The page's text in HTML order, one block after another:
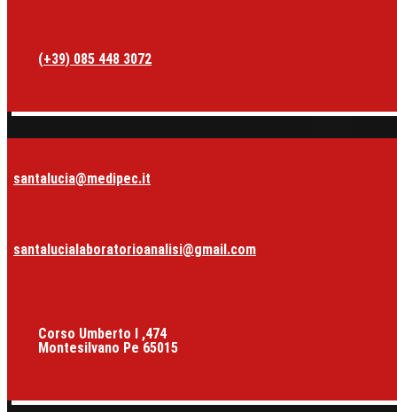
(+39) 085 448 3072
santalucia@medipec.it
santalucialaboratorioanalisi@gmail.com
Corso Umberto I ,474
Montesilvano Pe 65015